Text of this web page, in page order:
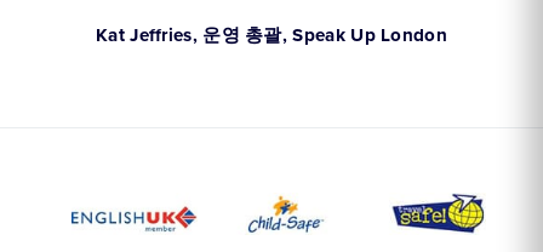
Kat Jeffries, 운영 총괄, Speak Up London